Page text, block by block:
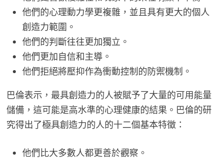
他們的心理動力學更複雜，並且具有更大的個人
創造力範圍。
他們的判斷往往更加獨立。
他們更加自信和主導。
他們拒絕將壓抑作為衝動控制的防禦機制。
巴倫表示，最具創造力的人被賦予了大量的可用能量
儲備，這可能是高水準的心理健康的結果。巴倫的研
究得出了極具創造力的人的十二個基本特徵：
他們比大多數人都更善於觀察。